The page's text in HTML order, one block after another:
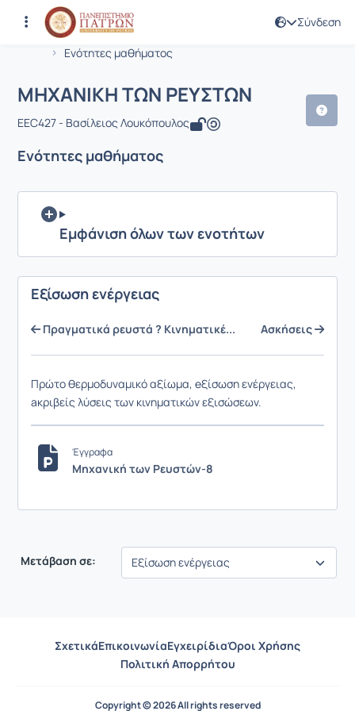
Σύνδεση
Αρχική Σελίδα
Ενότητες μαθήματος
Μάθημα : ΜΗΧΑΝΙΚΗ ΤΩΝ ΡΕΥΣΤΩΝ
Κωδικός : PHY1949
ΜΗΧΑΝΙΚΗ ΤΩΝ ΡΕΥΣΤΩΝ
EEC427 - Βασίλειος Λουκόπουλος
Ενότητες μαθήματος
Εμφάνιση όλων των ενοτήτων
Εξίσωση ενέργειας
Πραγματικά ρευστά ? Κινηματικέ... Ασκήσεις
Πρώτο θερμοδυναμικό αξίωμα, eξίσωση ενέργειας,
aκριβείς λύσεις των κινηματικών εξισώσεων.
Έγγραφα
Μηχανική των Ρευστών-8
Μετάβαση σε:
ΣχετικάΕπικοινωνίαΕγχειρίδιαΌροι Χρήσης
Πολιτική Απορρήτου
Copyright © 2026 All rights reserved